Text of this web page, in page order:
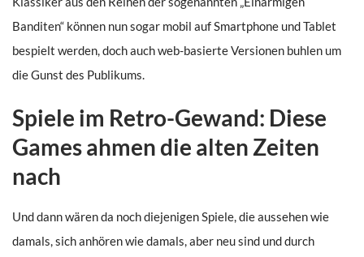
Banditen“ können nun sogar mobil auf Smartphone und Tablet
bespielt werden, doch auch web-basierte Versionen buhlen um
die Gunst des Publikums.
Spiele im Retro-Gewand: Diese
Games ahmen die alten Zeiten
nach
Und dann wären da noch diejenigen Spiele, die aussehen wie
damals, sich anhören wie damals, aber neu sind und durch